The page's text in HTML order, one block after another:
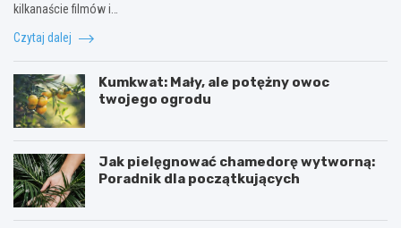
kilkanaście filmów i…
Czytaj dalej
Kumkwat: Mały, ale potężny owoc
twojego ogrodu
Jak pielęgnować chamedorę wytworną:
Poradnik dla początkujących